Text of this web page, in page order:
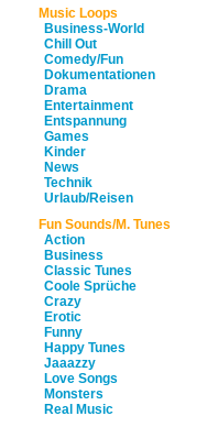
Music Loops
Business-World
Chill Out
Comedy/Fun
Dokumentationen
Drama
Entertainment
Entspannung
Games
Kinder
News
Technik
Urlaub/Reisen
Fun Sounds/M. Tunes
Action
Business
Classic Tunes
Coole Sprüche
Crazy
Erotic
Funny
Happy Tunes
Jaaazzy
Love Songs
Monsters
Real Music